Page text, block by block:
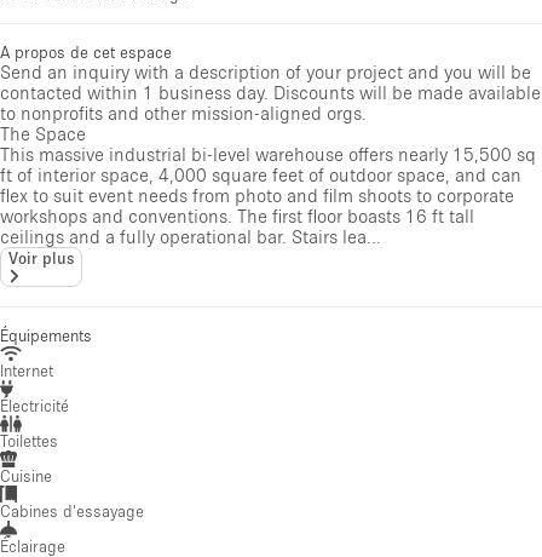
A propos de cet espace
Send an inquiry with a description of your project and you will be
contacted within 1 business day. Discounts will be made available
to nonprofits and other mission-aligned orgs.
The Space
This massive industrial bi-level warehouse offers nearly 15,500 sq
ft of interior space, 4,000 square feet of outdoor space, and can
flex to suit event needs from photo and film shoots to corporate
workshops and conventions. The first floor boasts 16 ft tall
ceilings and a fully operational bar. Stairs lea...
Voir plus
Équipements
Internet
Électricité
Toilettes
Cuisine
Cabines d'essayage
Éclairage